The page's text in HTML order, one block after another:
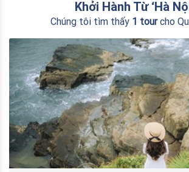
Khởi Hành Từ ‘Hà
Chúng tôi tìm thấy 1 tourcho